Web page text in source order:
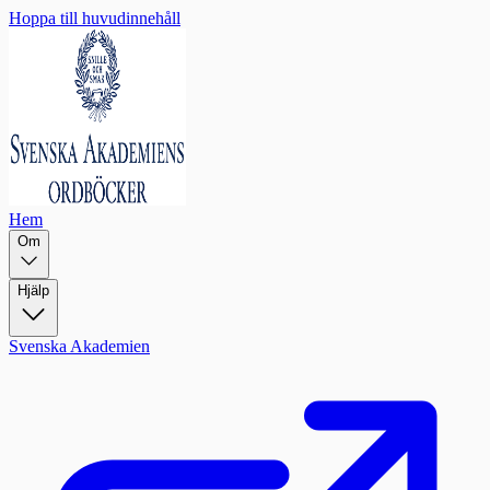
Hoppa till huvudinnehåll
Hem
Om
Hjälp
Svenska Akademien